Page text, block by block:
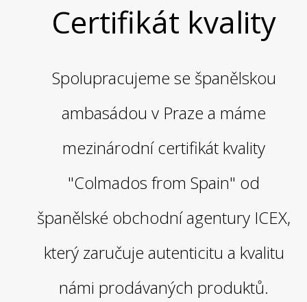
Certifikát kvality
Spolupracujeme se španělskou
ambasádou v Praze a máme
mezinárodní certifikát kvality
"Colmados from Spain" od
španělské obchodní agentury ICEX,
který zaručuje autenticitu a kvalitu
námi prodávaných produktů.